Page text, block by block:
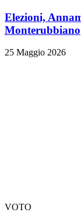
Elezioni,
Monterubbiano
25 Maggio 2026
VOTO